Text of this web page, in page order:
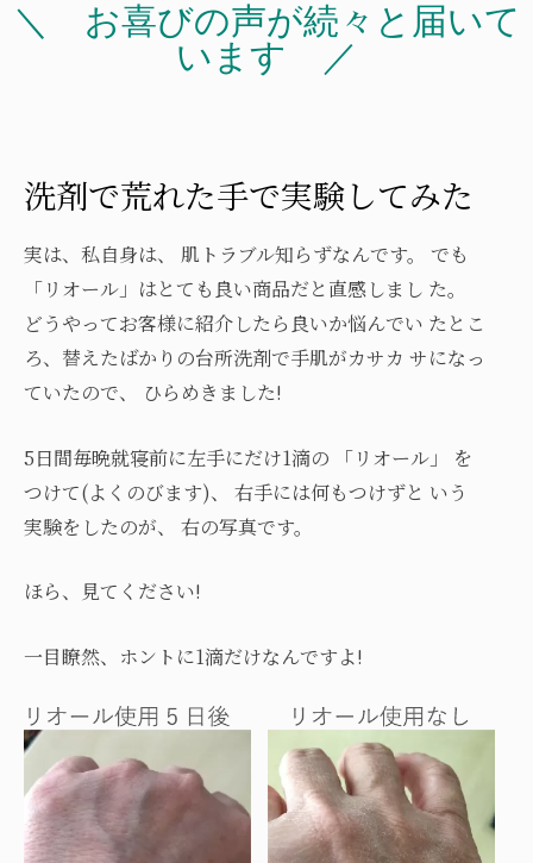
＼ お喜びの声が続々と届いて
います ／
洗剤で荒れた手で実験してみた
実は、私自身は、 肌トラブル知らずなんです。 でも
「リオール」はとても良い商品だと直感しまし た。
どうやってお客様に紹介したら良いか悩んでい たとこ
ろ、替えたばかりの台所洗剤で手肌がカサカ サになっ
ていたので、 ひらめきました!
5日間毎晩就寝前に左手にだけ1滴の 「リオール」 を
つけて(よくのびます)、 右手には何もつけずと いう
実験をしたのが、 右の写真です。
ほら、見てください!
一目瞭然、ホントに1滴だけなんですよ!